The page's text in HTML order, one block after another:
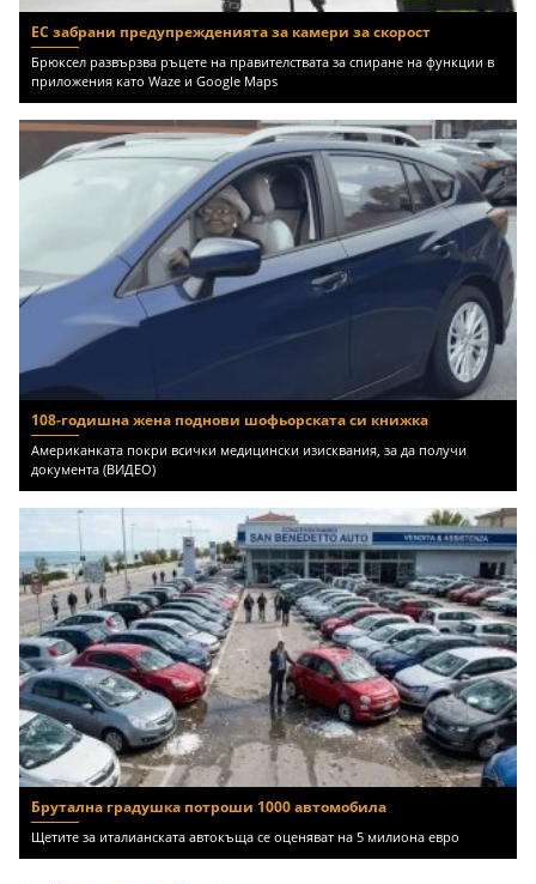
ЕС забрани предупрежденията за камери за скорост
Брюксел развързва ръцете на правителствата за спиране на функции в
приложения като Waze и Google Maps
108-годишна жена поднови шофьорската си книжка
Американката покри всички медицински изисквания, за да получи
документа (ВИДЕО)
Брутална градушка потроши 1000 автомобила
Щетите за италианската автокъща се оценяват на 5 милиона евро